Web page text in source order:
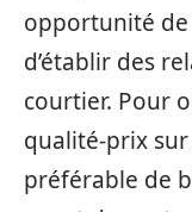
opportunité
d’établir des
courtier. Pour
qualité-prix
préférable de